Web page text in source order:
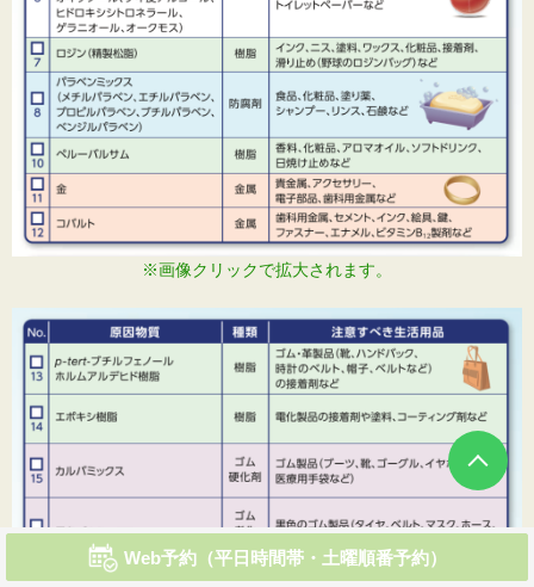
※画像クリックで拡大されます。
Web予約（平日時間帯・土曜順番予約）